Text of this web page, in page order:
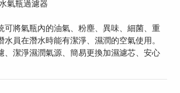
氣瓶過濾器
可將氣瓶內的油氣、粉塵、異味、細菌、重
員在潛水時能有潔淨、濕潤的空氣使用。
、潔淨濕潤氣源、簡易更換加濕濾芯、安心